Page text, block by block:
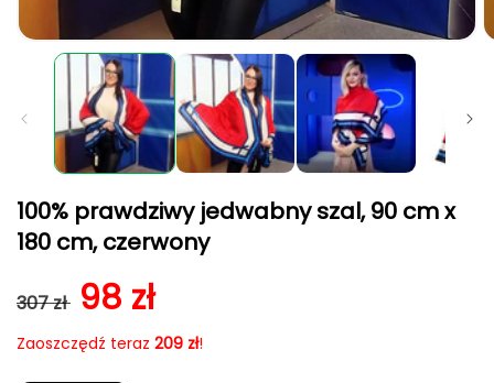
multimedia
oknie
modalnym
100% prawdziwy jedwabny szal, 90 cm x
180 cm, czerwony
Cena regularna
307 zł Cena sprzedaży
98 zł
Zaoszczędź teraz 209 zł!